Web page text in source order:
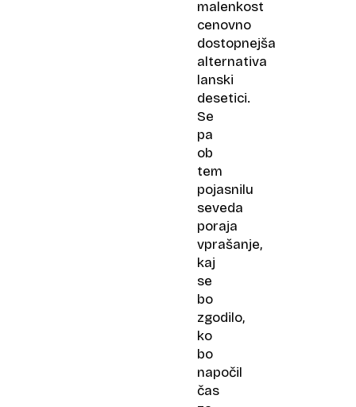
malenkost
cenovno
dostopnejša
alternativa
lanski
desetici.
Se
pa
ob
tem
pojasnilu
seveda
poraja
vprašanje,
kaj
se
bo
zgodilo,
ko
bo
napočil
čas